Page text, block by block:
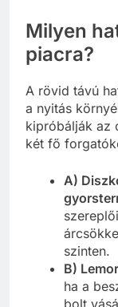
Milyen
piacra?
A rövid távú
a nyitás
kipróbálják az
két fő
A)
szinten.
B)
ha a
bolt